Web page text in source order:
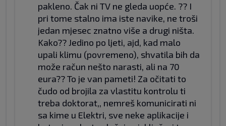
pakleno. Čak ni TV ne gleda uopće. ?? I
pri tome stalno ima iste navike, ne troši
jedan mjesec znatno više a drugi ništa.
Kako?? Jedino po ljeti, ajd, kad malo
upali klimu (povremeno), shvatila bih da
može račun nešto narasti, ali na 70
eura?? To je van pameti! Za očitati to
čudo od brojila za vlastitu kontrolu ti
treba doktorat,, nemreš komunicirati ni
sa kime u Elektri, sve neke aplikacije i